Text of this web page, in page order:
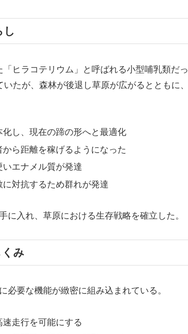
し
ヒラコテリウム」と呼ばれる小型哺乳類だっ
たが、森林が後退し草原が広がるとともに、
し、現在の蹄の形へと最適化
ら距離を稼げるようになった
エナメル質が発達
対抗するため群れが発達
に入れ、草原における生存戦略を確立した。
み
必要な機能が緻密に組み込まれている。
走行を可能にする